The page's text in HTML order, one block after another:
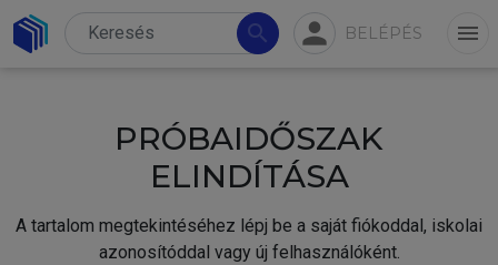
search person BELÉPÉS menu
PRÓBAIDŐSZAK
ELINDÍTÁSA
A tartalom megtekintéséhez lépj be a saját fiókoddal, iskolai
azonosítóddal vagy új felhasználóként.